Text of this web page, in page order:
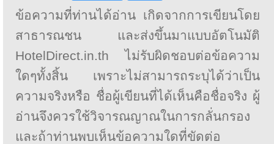
ข้อความที่ท่านได้อ่าน เกิดจากการเขียนโดย
สาธารณชน และส่งขึ้นมาแบบอัตโนมัติ
HotelDirect.in.th ไม่รับผิดชอบต่อข้อความ
ใดๆทั้งสิ้น เพราะไม่สามารถระบุได้ว่าเป็น
ความจริงหรือ ชื่อผู้เขียนที่ได้เห็นคือชื่อจริง ผู้
อ่านจึงควรใช้วิจารณญาณในการกลั่นกรอง
และถ้าท่านพบเห็นข้อความใดที่ขัดต่อ